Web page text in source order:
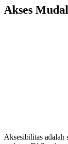
Akses
Aksesibilitas adalah